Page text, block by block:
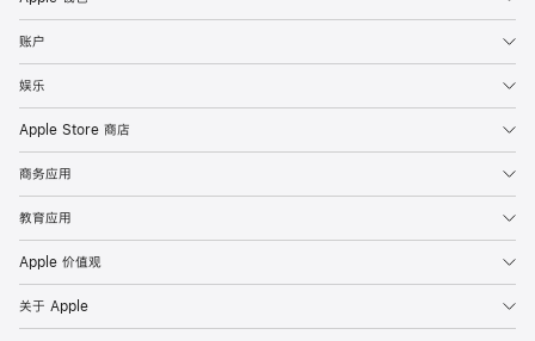
账户
娱乐
Apple Store 商店
商务应用
教育应用
Apple 价值观
关于 Apple